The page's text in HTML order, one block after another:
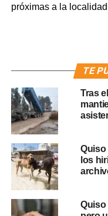
próximas a la
TE
Tras
Quiso
los
Quiso